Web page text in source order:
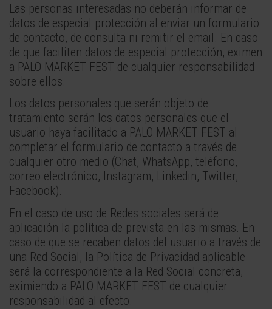
Las personas interesadas no deberán informar de
datos de especial protección al enviar un formulario
de contacto, de consulta ni remitir el email. En caso
de que faciliten datos de especial protección, eximen
a PALO MARKET FEST de cualquier responsabilidad
sobre ellos.
Los datos personales que serán objeto de
tratamiento serán los datos personales que el
usuario haya facilitado a PALO MARKET FEST al
completar el formulario de contacto a través de
cualquier otro medio (Chat, WhatsApp, teléfono,
correo electrónico, Instagram, Linkedin, Twitter,
Facebook).
En el caso de uso de Redes sociales será de
aplicación la política de prevista en las mismas. En
caso de que se recaben datos del usuario a través de
una Red Social, la Política de Privacidad aplicable
será la correspondiente a la Red Social concreta,
eximiendo a PALO MARKET FEST de cualquier
responsabilidad al efecto.